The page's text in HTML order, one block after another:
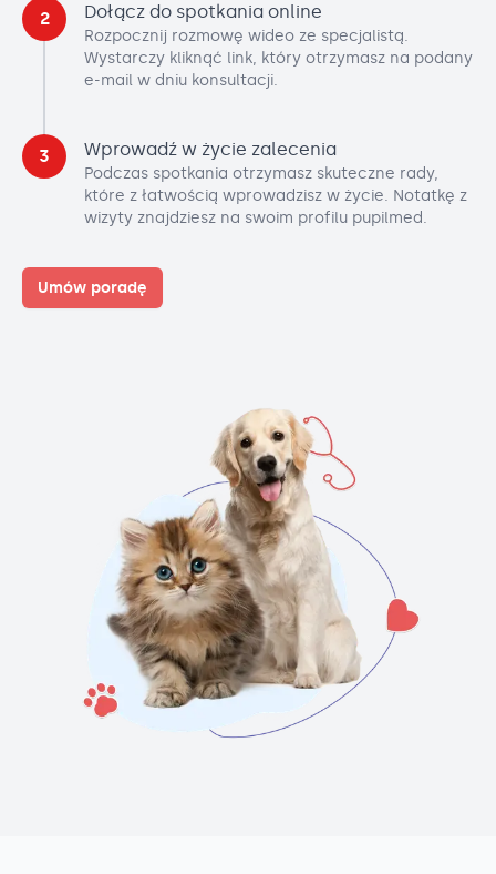
2 Dołącz do spotkania online
Rozpocznij rozmowę wideo ze specjalistą.
Wystarczy kliknąć link, który otrzymasz na podany
e-mail w dniu konsultacji.
3 Wprowadź w życie zalecenia
Podczas spotkania otrzymasz skuteczne rady,
które z łatwością wprowadzisz w życie. Notatkę z
wizyty znajdziesz na swoim profilu pupilmed.
Umów poradę